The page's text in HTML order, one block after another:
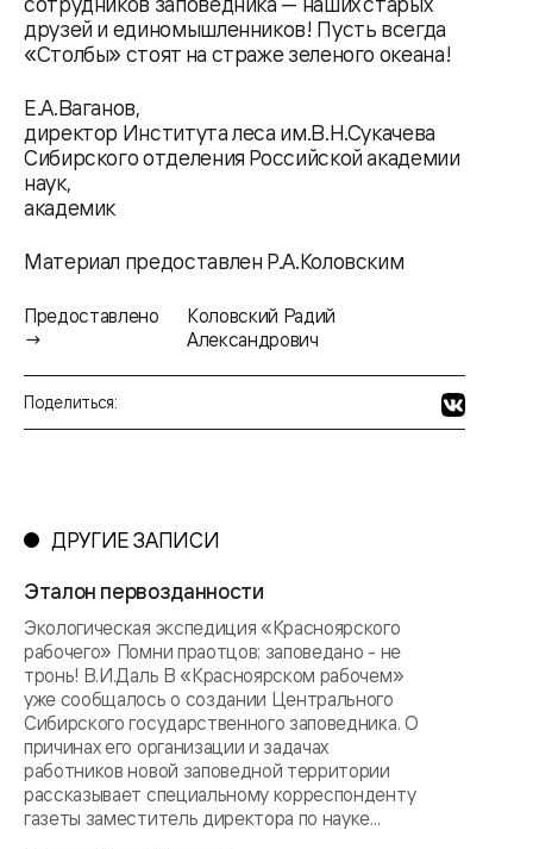
друзей и единомышленников! Пусть всегда
«Столбы» стоят на страже зеленого океана!
Е.А.Ваганов,
директор Института леса им.В.Н.Сукачева
Сибирского отделения Российской академии
наук,
академик
Материал предоставлен Р.А.Коловским
Предоставлено
→
Коловский Радий
Александрович
Поделиться:
ДРУГИЕ ЗАПИСИ
Эталон первозданности
Экологическая экспедиция «Красноярского
рабочего» Помни праотцов: заповедано - не
тронь! В.И.Даль В «Красноярском рабочем»
уже сообщалось о создании Центрального
Сибирского государственного заповедника. О
причинах его организации и задачах
работников новой заповедной территории
рассказывает специальному корреспонденту
газеты заместитель директора по науке...